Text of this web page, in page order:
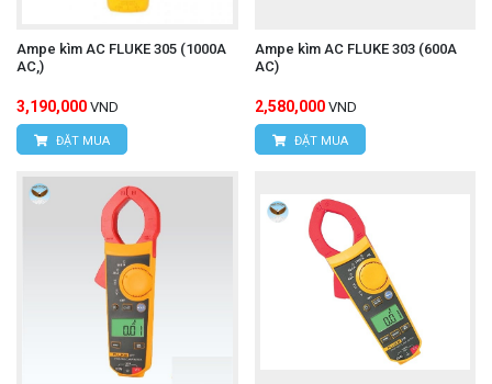
Ampe kìm AC FLUKE 305 (1000A
AC,)
3,190,000 VND
ĐẶT MUA
Ampe kìm AC FLUKE 303 (600A
AC)
2,580,000 VND
ĐẶT MUA